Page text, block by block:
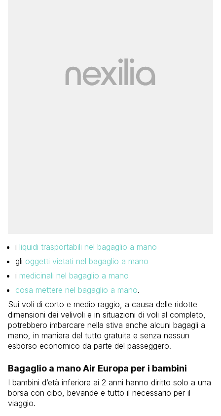
i liquidi trasportabili nel bagaglio a mano
gli oggetti vietati nel bagaglio a mano
i medicinali nel bagaglio a mano
cosa mettere nel bagaglio a mano.
Sui voli di corto e medio raggio, a causa delle ridotte
dimensioni dei velivoli e in situazioni di voli al completo,
potrebbero imbarcare nella stiva anche alcuni bagagli a
mano, in maniera del tutto gratuita e senza nessun
esborso economico da parte del passeggero.
Bagaglio a mano Air Europa per i bambini
I bambini d’età inferiore ai 2 anni hanno diritto solo a una
borsa con cibo, bevande e tutto il necessario per il
viaggio.